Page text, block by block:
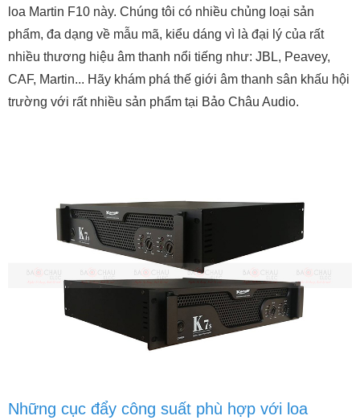
loa Martin F10 này. Chúng tôi có nhiều chủng loại sản
phẩm, đa dạng về mẫu mã, kiểu dáng vì là đại lý của rất
nhiều thương hiệu âm thanh nổi tiếng như: JBL, Peavey,
CAF, Martin... Hãy khám phá thế giới âm thanh sân khấu hội
trường với rất nhiều sản phẩm tại Bảo Châu Audio.
Những cục đẩy công suất phù hợp với loa